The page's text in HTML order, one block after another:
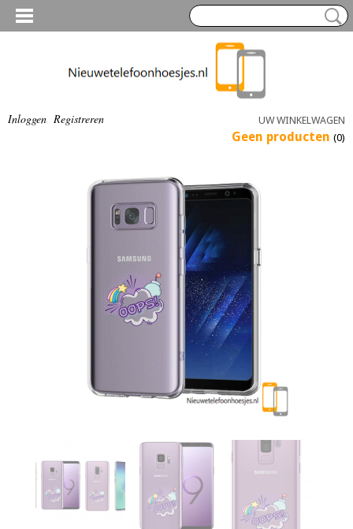
Inloggen Registreren UW WINKELWAGEN
Geen producten (0)